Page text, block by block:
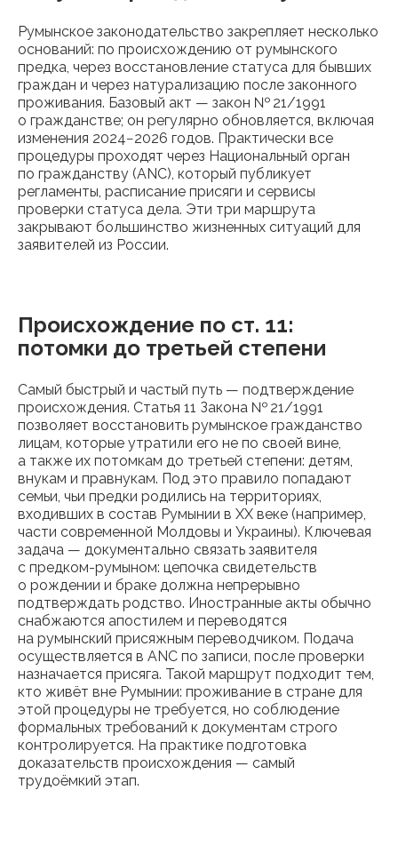
Румынское законодательство закрепляет несколько
оснований: по происхождению от румынского
предка, через восстановление статуса для бывших
граждан и через натурализацию после законного
проживания. Базовый акт — закон № 21/1991
о гражданстве; он регулярно обновляется, включая
изменения 2024−2026 годов. Практически все
процедуры проходят через Национальный орган
по гражданству (ANC), который публикует
регламенты, расписание присяги и сервисы
проверки статуса дела. Эти три маршрута
закрывают большинство жизненных ситуаций для
заявителей из России.
Происхождение по ст. 11:
потомки до третьей степени
Самый быстрый и частый путь — подтверждение
происхождения. Статья 11 Закона № 21/1991
позволяет восстановить румынское гражданство
лицам, которые утратили его не по своей вине,
а также их потомкам до третьей степени: детям,
внукам и правнукам. Под это правило попадают
семьи, чьи предки родились на территориях,
входивших в состав Румынии в XX веке (например,
части современной Молдовы и Украины). Ключевая
задача — документально связать заявителя
с предком-румыном: цепочка свидетельств
о рождении и браке должна непрерывно
подтверждать родство. Иностранные акты обычно
снабжаются апостилем и переводятся
на румынский присяжным переводчиком. Подача
осуществляется в ANC по записи, после проверки
назначается присяга. Такой маршрут подходит тем,
кто живёт вне Румынии: проживание в стране для
этой процедуры не требуется, но соблюдение
формальных требований к документам строго
контролируется. На практике подготовка
доказательств происхождения — самый
трудоёмкий этап.